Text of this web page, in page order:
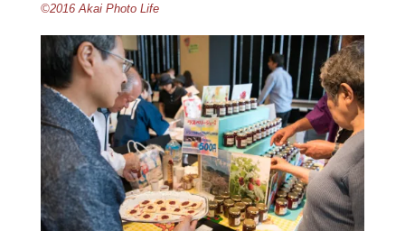
©2016 Akai Photo Life